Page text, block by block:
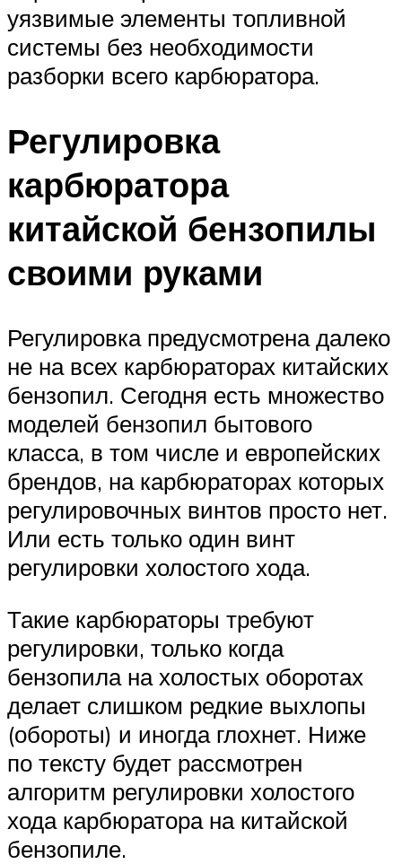
уязвимые элементы топливной
системы без необходимости
разборки всего карбюратора.
Регулировка
карбюратора
китайской бензопилы
своими руками
Регулировка предусмотрена далеко
не на всех карбюраторах китайских
бензопил. Сегодня есть множество
моделей бензопил бытового
класса, в том числе и европейских
брендов, на карбюраторах которых
регулировочных винтов просто нет.
Или есть только один винт
регулировки холостого хода.
Такие карбюраторы требуют
регулировки, только когда
бензопила на холостых оборотах
делает слишком редкие выхлопы
(обороты) и иногда глохнет. Ниже
по тексту будет рассмотрен
алгоритм регулировки холостого
хода карбюратора на китайской
бензопиле.